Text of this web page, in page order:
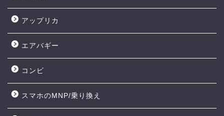
アップリカ
エアバギー
コンビ
スマホのMNP/乗り換え